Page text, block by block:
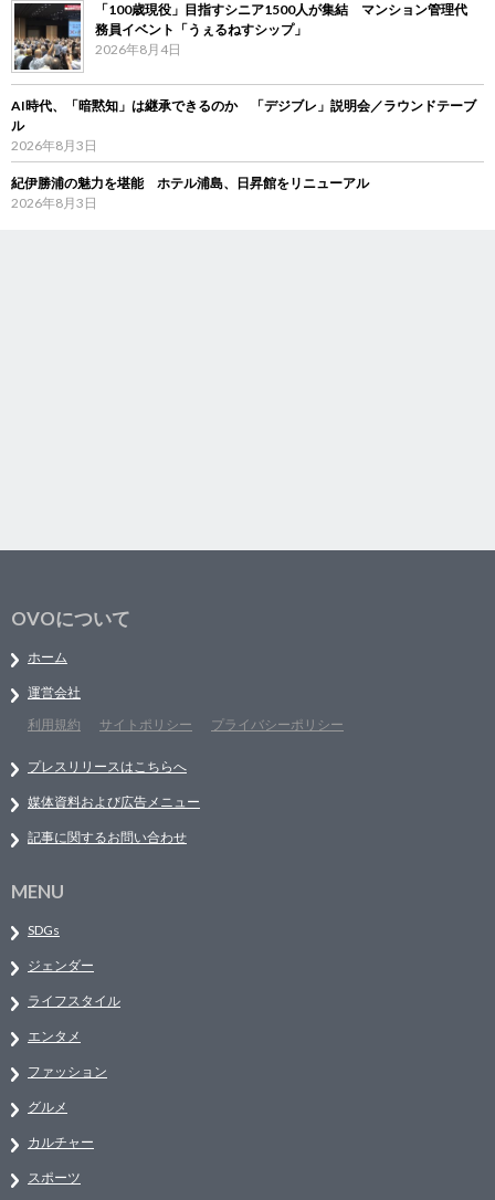
「100歳現役」目指すシニア1500人が集結 マンション管理代
務員イベント「うぇるねすシップ」
2026年8月4日
AI時代、「暗黙知」は継承できるのか 「デジブレ」説明会／ラウンドテーブ
ル
2026年8月3日
紀伊勝浦の魅力を堪能 ホテル浦島、日昇館をリニューアル
2026年8月3日
OVOについて
ホーム
運営会社
利用規約
サイトポリシー プライバシーポリシー
プレスリリースはこちらへ
媒体資料および広告メニュー
記事に関するお問い合わせ
MENU
SDGs
ジェンダー
ライフスタイル
エンタメ
ファッション
グルメ
カルチャー
スポーツ